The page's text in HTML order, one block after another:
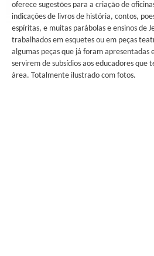
oferece sugestões para a criação de
indicações de livros de história, contos,
espíritas, e muitas parábolas e ensinos de
trabalhados em esquetes ou em peças
algumas peças que já foram apresentadas
servirem de subsídios aos educadores que
área. Totalmente ilustrado com fotos.